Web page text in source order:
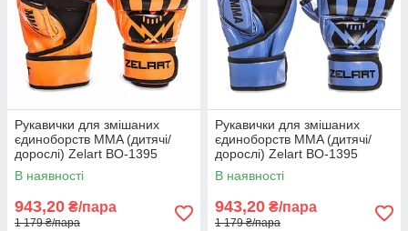
Рукавички для змішаних
єдиноборств MMA (дитячі/
дорослі) Zelart BO-1395
помаранчевий-чорний
В наявності
943,20 ₴/пара
1 179 ₴/пара
Рукавички для змішаних
єдиноборств MMA (дитячі/
дорослі) Zelart BO-1395
синій-чорний
В наявності
943,20 ₴/пара
1 179 ₴/пара